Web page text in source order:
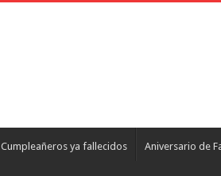
Cumpleañeros ya fallecidos Aniversario de